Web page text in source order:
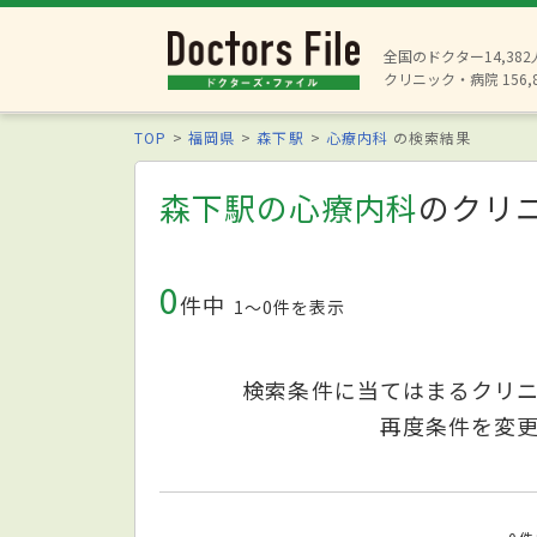
全国のドクター14,382
クリニック・病院
TOP 福岡県 森下駅 心療内科 の検索結果
森下駅の心療内科のクリ
0件中 1〜0件を表示
検索条件に当てはまるクリ
再度条件を変